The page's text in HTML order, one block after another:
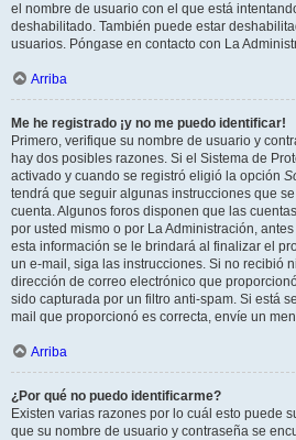
el nombre de usuario con el que está
deshabilitado. También puede estar
usuarios. Póngase en contacto con La
Arriba
Me he registrado ¡y no me puedo identificar!
Primero, verifique su nombre de usuario y
hay dos posibles razones. Si el Sistema de
activado y cuando se registró eligió la opción
tendrá que seguir algunas instrucciones que
cuenta. Algunos foros disponen que las
por usted mismo o por La Administración,
esta información se le brindará al finalizar el
un e-mail, siga las instrucciones. Si no recibió
dirección de correo electrónico que
sido capturada por un filtro anti-spam. Si está
mail que proporcionó es correcta, envíe un
Arriba
¿Por qué no puedo identificarme?
Existen varias razones por lo cuál esto puede
que su nombre de usuario y contraseña se